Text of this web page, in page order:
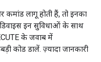
लागू होती हैं, तो इनका
इन सुविधाओं के साथ
के जवाब में
कोड डालें. ज़्यादा जानकारी